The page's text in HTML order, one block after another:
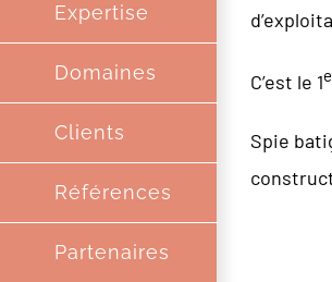
Expertise
Domaines
Clients
Références
Partenaires
C’est le 1
Spie